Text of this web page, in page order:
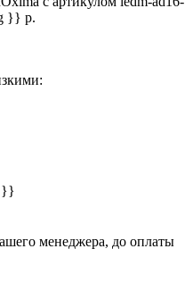
}} р.
}}
менеджера, до оплаты